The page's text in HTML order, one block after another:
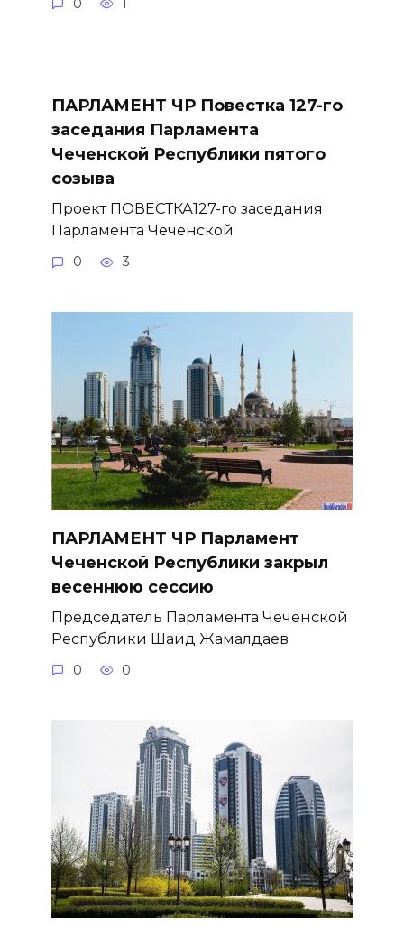
0 1
ПАРЛАМЕНТ ЧР Повестка 127-го
заседания Парламента
Чеченской Республики пятого
созыва
Проект ПОВЕСТКА127-го заседания
Парламента Чеченской
0 3
ПАРЛАМЕНТ ЧР Парламент
Чеченской Республики закрыл
весеннюю сессию
Председатель Парламента Чеченской
Республики Шаид Жамалдаев
0 0